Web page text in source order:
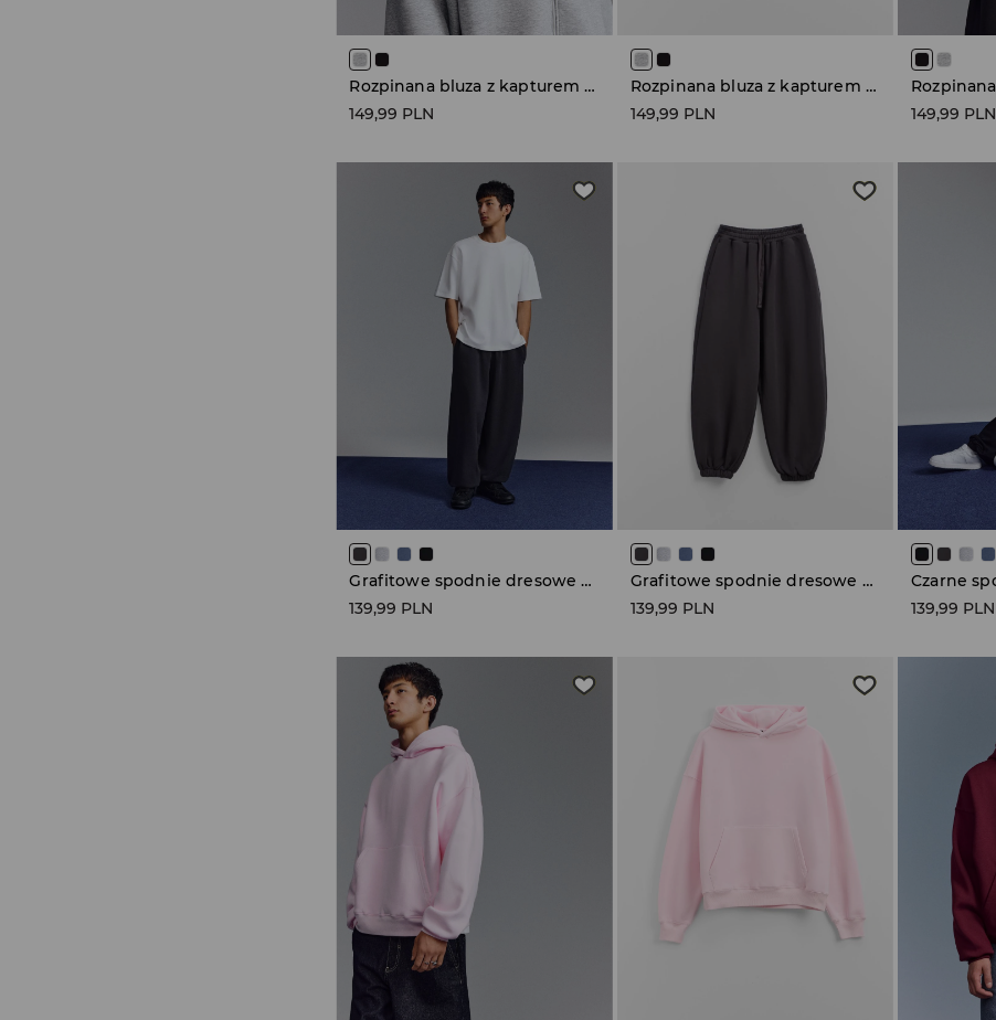
Rozpinana bluza z kapturem jasnoszara
149,99 PLN
Rozpinana bluza z kapturem jasnoszara
149,99 PLN
149,99 PLN
Grafitowe spodnie dresowe super baggy fit
139,99 PLN
Grafitowe spodnie dresowe super baggy fit
139,99 PLN
139,99 PLN